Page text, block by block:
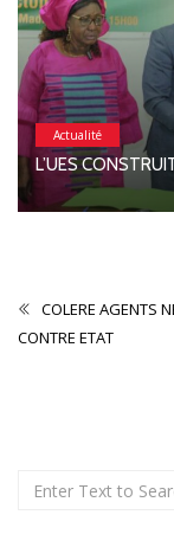
Actualité
L’UES
COLERE AGENTS
CONTRE ETAT